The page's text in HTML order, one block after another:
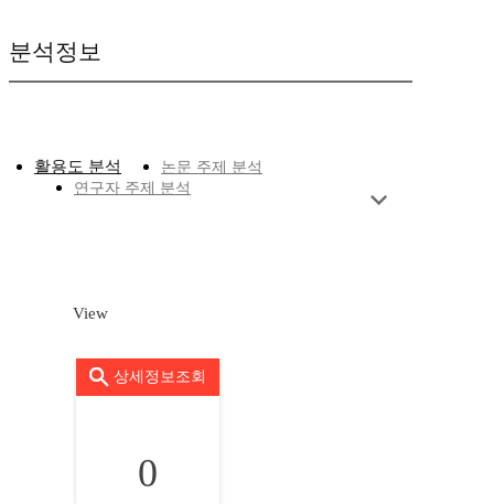
분석정보
활용도 분석
논문 주제 분석
연구자 주제 분석
View
상세정보조회
0